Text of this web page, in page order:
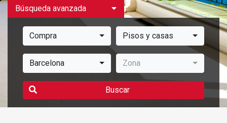
Búsqueda avanzada
Compra Pisos y casas
Barcelona Zona
Buscar